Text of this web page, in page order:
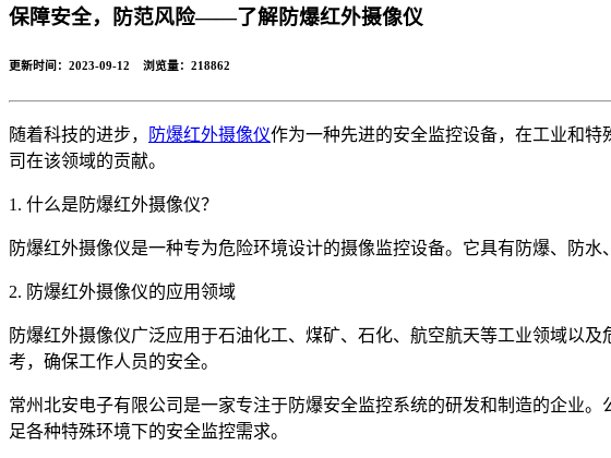
保障安全，防范风险——了解防爆红外摄像仪
更新时间：2023-09-12 浏览量： 218862
随着科技的进步， 防爆红外摄像仪作为一种先进的安全监控设备，在工业和
司在该领域的贡献。
1. 什么是防爆红外摄像仪？
防爆红外摄像仪是一种专为危险环境设计的摄像监控设备。它具有防爆、防
2. 防爆红外摄像仪的应用领域
防爆红外摄像仪广泛应用于石油化工、煤矿、石化、航空航天等工业领域以
考，确保工作人员的安全。
常州北安电子有限公司是一家专注于防爆安全监控系统的研发和制造的企业
足各种特殊环境下的安全监控需求。